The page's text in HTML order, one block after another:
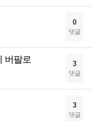
0
댓글
버팔로 3
댓글
3
댓글